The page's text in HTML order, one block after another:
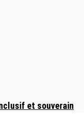
et souverain